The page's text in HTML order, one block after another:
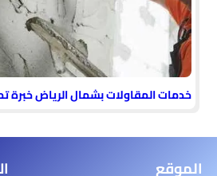
خدمات المقاولات بشمال الرياض خبرة
الموقع